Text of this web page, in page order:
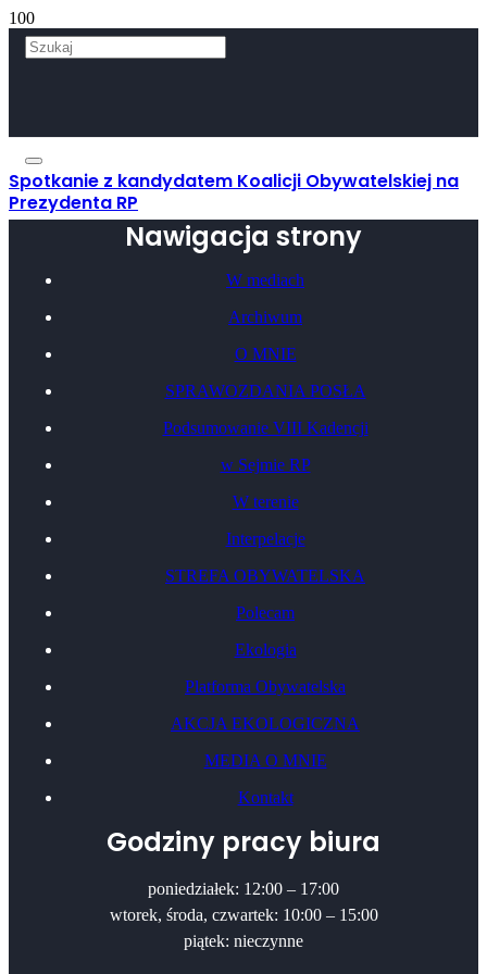
Spotkanie z kandydatem Koalicji Obywatelskiej na
Prezydenta RP
Nawigacja strony
W mediach
Archiwum
O MNIE
SPRAWOZDANIA POSŁA
Podsumowanie VIII Kadencji
w Sejmie RP
W terenie
Interpelacje
STREFA OBYWATELSKA
Polecam
Ekologia
Platforma Obywatelska
AKCJA EKOLOGICZNA
MEDIA O MNIE
Kontakt
Godziny pracy biura
poniedziałek: 12:00 – 17:00
wtorek, środa, czwartek: 10:00 – 15:00
piątek: nieczynne